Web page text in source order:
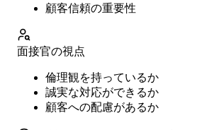
顧客信頼の重要性
面接官の視点
倫理観を持っているか
誠実な対応ができるか
顧客への配慮があるか